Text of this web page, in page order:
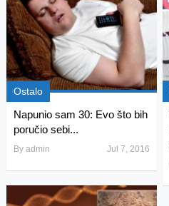
Ostalo
Napunio sam 30: Evo što bih
poručio sebi...
By admin Jul 7, 2016